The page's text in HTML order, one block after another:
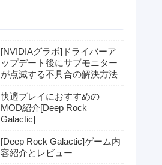
[NVIDIAグラボ]ドライバーア
ップデート後にサブモニター
が点滅する不具合の解決方法
快適プレイにおすすめの
MOD紹介[Deep Rock
Galactic]
[Deep Rock Galactic]ゲーム内
容紹介とレビュー